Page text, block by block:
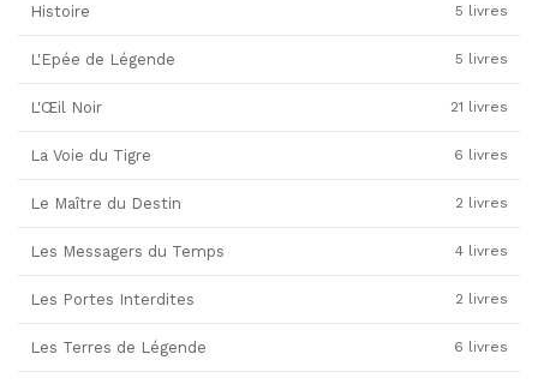
Histoire 5 livres
L'Epée de Légende 5 livres
L'Œil Noir 21 livres
La Voie du Tigre 6 livres
Le Maître du Destin 2 livres
Les Messagers du Temps 4 livres
Les Portes Interdites 2 livres
Les Terres de Légende 6 livres